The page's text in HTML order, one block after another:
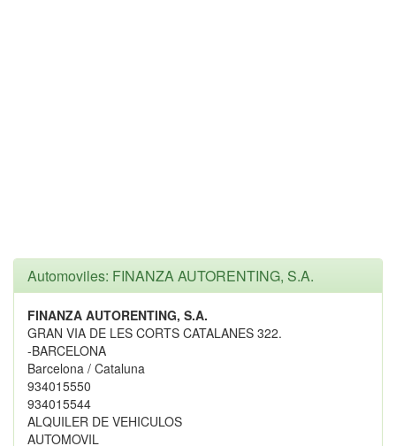
Automoviles: FINANZA AUTORENTING, S.A.
FINANZA AUTORENTING, S.A.
GRAN VIA DE LES CORTS CATALANES 322.
-BARCELONA
Barcelona / Cataluna
934015550
934015544
ALQUILER DE VEHICULOS
AUTOMOVIL